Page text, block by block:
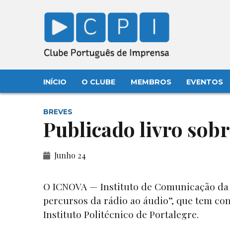
INÍCIO O CLUBE MEMBROS EVENTOS
BREVES
Publicado livro
Junho 24
O ICNOVA — Instituto de Comunicação da
percursos da rádio ao áudio”, que tem
Instituto Politécnico de Portalegre.